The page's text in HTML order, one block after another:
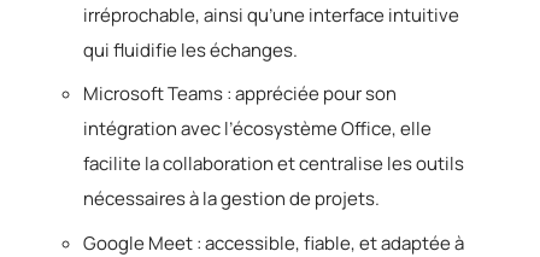
irréprochable, ainsi qu’une interface intuitive
qui fluidifie les échanges.
Microsoft Teams : appréciée pour son
intégration avec l’écosystème Office, elle
facilite la collaboration et centralise les outils
nécessaires à la gestion de projets.
Google Meet : accessible, fiable, et adaptée à